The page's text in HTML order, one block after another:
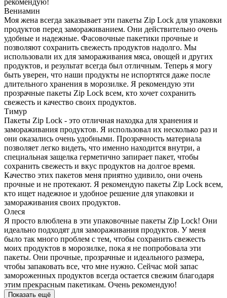
Вениамин
Моя жена всегда заказывает эти пакеты Zip Lock для упаковки
продуктов перед замораживанием. Они действительно очень
удобные и надежные. Фасовочные пакетики прочные и
позволяют сохранить свежесть продуктов надолго. Мы
использовали их для замораживания мяса, овощей и других
продуктов, и результат всегда был отличным. Теперь я могу
быть уверен, что наши продукты не испортятся даже после
длительного хранения в морозилке. Я рекомендую эти
прозрачные пакеты Zip Lock всем, кто хочет сохранить
свежесть и качество своих продуктов.
Тимур
Пакеты Zip Lock - это отличная находка для хранения и
замораживания продуктов. Я использовал их несколько раз и
они оказались очень удобными. Прозрачность материала
позволяет легко видеть, что именно находится внутри, а
специальная защелка герметично запирает пакет, чтобы
сохранить свежесть и вкус продуктов на долгое время.
Качество этих пакетов меня приятно удивило, они очень
прочные и не протекают. Я рекомендую пакеты Zip Lock всем,
кто ищет надежное и удобное решение для упаковки и
замораживания своих продуктов.
Олеся
Я просто влюблена в эти упаковочные пакеты Zip Lock! Они
идеально подходят для замораживания продуктов. У меня
было так много проблем с тем, чтобы сохранить свежесть
моих продуктов в морозилке, пока я не попробовала эти
пакеты. Они прочные, прозрачные и идеального размера,
чтобы запаковать все, что мне нужно. Сейчас мой запас
замороженных продуктов всегда остается свежим благодаря
этим прекрасным пакетикам. Очень рекомендую!
Показать ещё